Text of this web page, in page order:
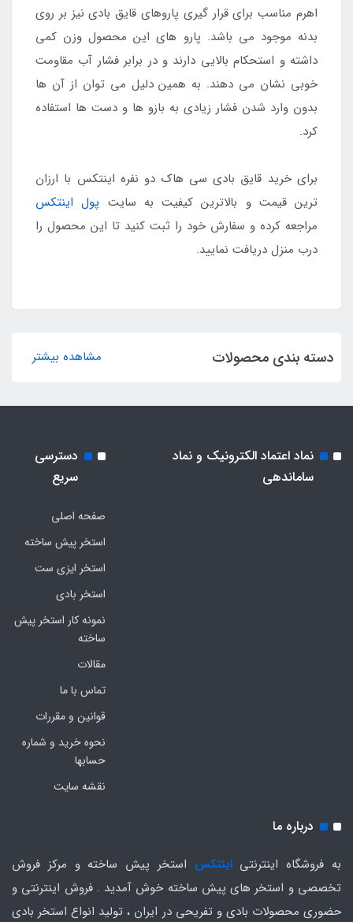
اهرم مناسب برای قرار گیری پاروهای قایق بادی نیز بر روی
بدنه موجود می باشد. پارو های این محصول وزن کمی
داشته و استحکام بالایی دارند و در برابر فشار آب مقاومت
خوبی نشان می دهند. به همین دلیل می توان از آن ها
بدون وارد شدن فشار زیادی به بازو ها و دست ها استفاده
کرد.
برای خرید قایق بادی سی هاک دو نفره اینتکس با ارزان
ترین قیمت و بالاترین کیفیت به سایت پول اینتکس
مراجعه کرده و سفارش خود را ثبت کنید تا این محصول را
درب منزل دریافت نمایید.
دسته بندی محصولات مشاهده بیشتر
نماد اعتماد الکترونیک و نماد
ساماندهی
دسترسی
سریع
صفحه اصلی
استخر پیش ساخته
استخر ایزی ست
استخر بادی
نمونه کار استخر پیش
ساخته
مقالات
تماس با ما
قوانین و مقررات
نحوه خرید و شماره
حسابها
نقشه سایت
درباره ما
به فروشگاه اینترنتیاینتکس استخر پیش ساخته و مرکز فروش
تخصصی و استخر های پیش ساخته خوش آمدید . فروش اینترنتی و
حضوری محصولات بادی و تفریحی در ایران ، تولید انواع استخر بادی